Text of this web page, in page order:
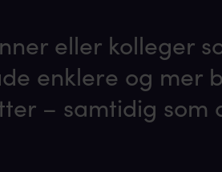
eller kolleger
enklere og
– samtidig